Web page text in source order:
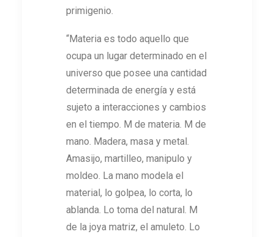
primigenio.
“Materia es todo aquello que
ocupa un lugar determinado en el
universo que posee una cantidad
determinada de energía y está
sujeto a interacciones y cambios
en el tiempo. M de materia. M de
mano. Madera, masa y metal.
Amasijo, martilleo, manipulo y
moldeo. La mano modela el
material, lo golpea, lo corta, lo
ablanda. Lo toma del natural. M
de la joya matriz, el amuleto. Lo